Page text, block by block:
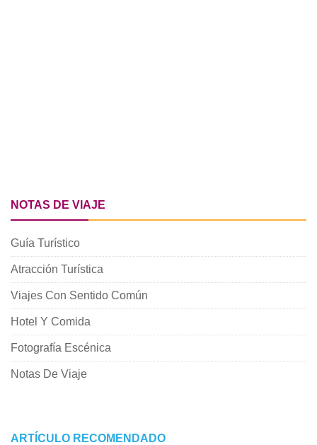
NOTAS DE VIAJE
Guía Turístico
Atracción Turística
Viajes Con Sentido Común
Hotel Y Comida
Fotografía Escénica
Notas De Viaje
ARTÍCULO RECOMENDADO